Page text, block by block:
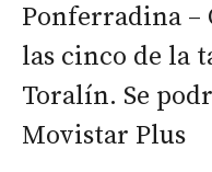
Ponferradina –
las cinco de la
Toralín. Se
Movistar Plus